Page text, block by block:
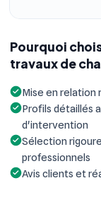
Pourquoi
travaux de
Mise en relation
Profils détaillés
d'intervention
Sélection
professionnels
Avis clients et